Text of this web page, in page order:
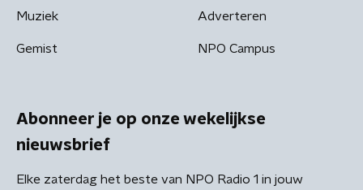
Muziek
Gemist
Adverteren
NPO Campus
Abonneer je op onze wekelijkse
nieuwsbrief
Elke zaterdag het beste van NPO Radio 1 in jouw